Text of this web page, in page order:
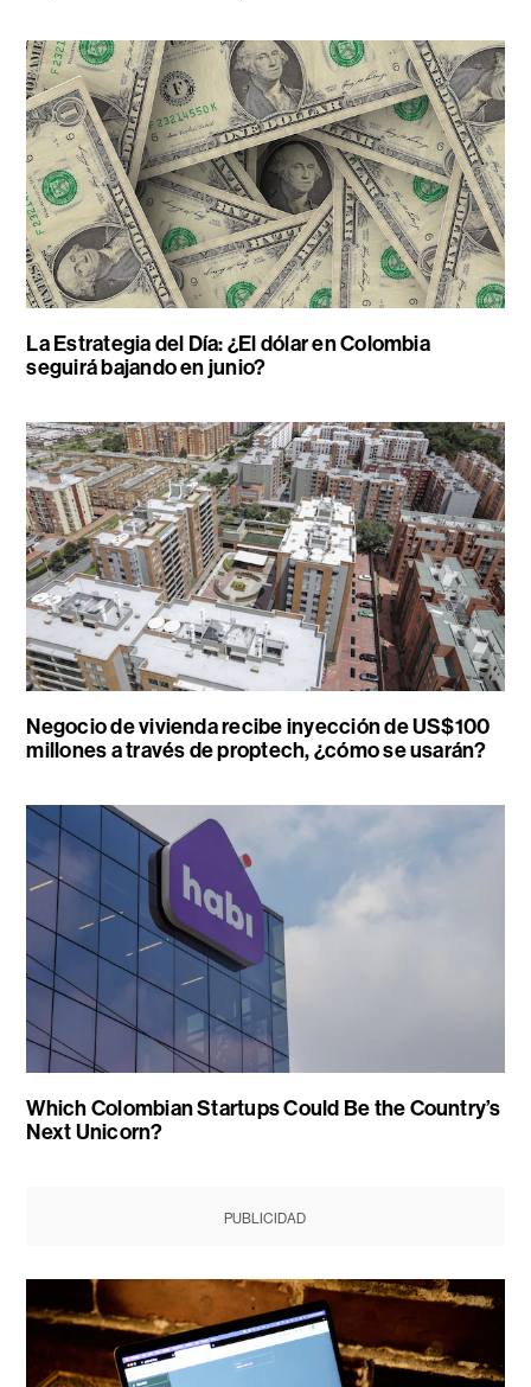
La Estrategia del Día: ¿El dólar en Colombia
seguirá bajando en junio?
Negocio de vivienda recibe inyección de US$100
millones a través de proptech, ¿cómo se usarán?
Which Colombian Startups Could Be the Country’s
Next Unicorn?
PUBLICIDAD